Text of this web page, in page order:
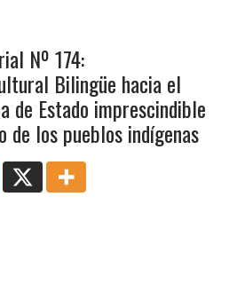
Nº 174:
Bilingüe hacia el
de Estado imprescindible
de los pueblos indígenas